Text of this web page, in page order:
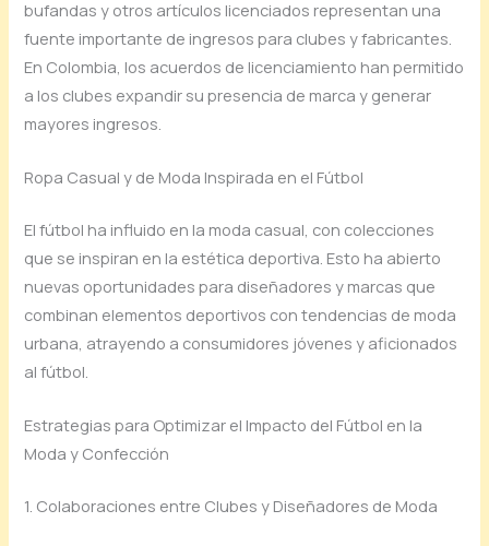
bufandas y otros artículos licenciados representan una
fuente importante de ingresos para clubes y fabricantes.
En Colombia, los acuerdos de licenciamiento han permitido
a los clubes expandir su presencia de marca y generar
mayores ingresos.
Ropa Casual y de Moda Inspirada en el Fútbol
El fútbol ha influido en la moda casual, con colecciones
que se inspiran en la estética deportiva. Esto ha abierto
nuevas oportunidades para diseñadores y marcas que
combinan elementos deportivos con tendencias de moda
urbana, atrayendo a consumidores jóvenes y aficionados
al fútbol.
Estrategias para Optimizar el Impacto del Fútbol en la
Moda y Confección
1. Colaboraciones entre Clubes y Diseñadores de Moda